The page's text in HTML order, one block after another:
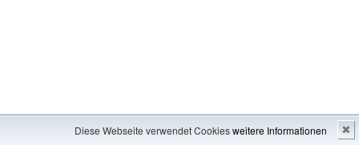
Diese Webseite verwendet Cookiesweitere Informationen ✖
Impressum---Inhaltsverzeichnis